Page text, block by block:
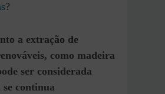
?
a extração de
como madeira
ser considerada
se continua